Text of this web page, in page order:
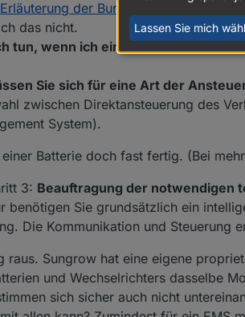
sein. Man bekommt für die Steuerbarkeit
Erläuterung der Bundesnetzagentur
das nicht.
tun, wenn ich eine neue
Sie sich für eine Art der
zwischen Direktansteuerung des
System).
Batterie doch fast fertig. (Bei
3: Beauftragung der notwendigen
benötigen Sie grundsätzlich ein
Die Kommunikation und Steuerung
Sungrow hat eine eigene
und Wechselrichters dasselbe
sich sicher auch nicht
Lassen Sie mich